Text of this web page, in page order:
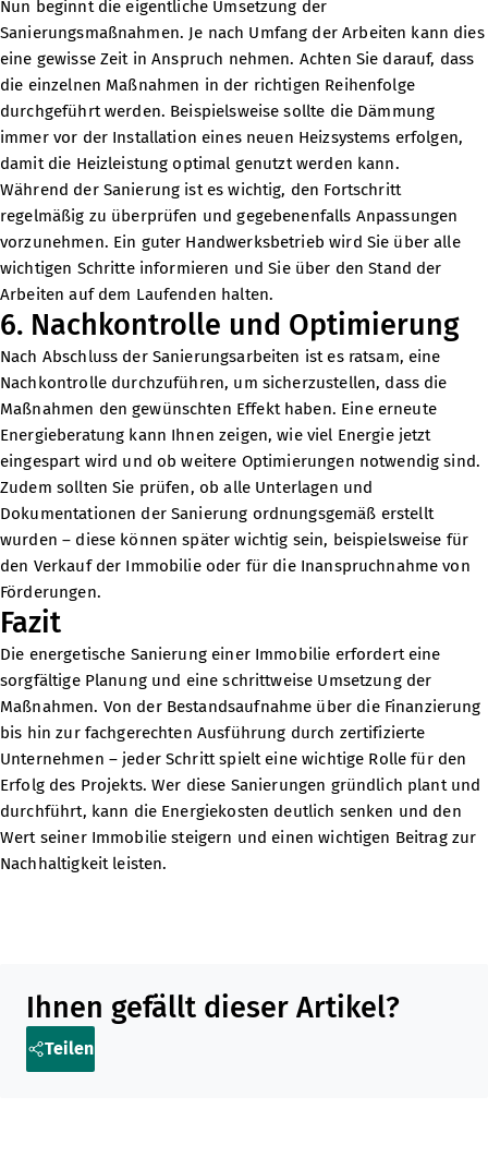
Nun beginnt die eigentliche Umsetzung der
Sanierungsmaßnahmen. Je nach Umfang der Arbeiten kann dies
eine gewisse Zeit in Anspruch nehmen. Achten Sie darauf, dass
die einzelnen Maßnahmen in der richtigen Reihenfolge
durchgeführt werden. Beispielsweise sollte die Dämmung
immer vor der Installation eines neuen Heizsystems erfolgen,
damit die Heizleistung optimal genutzt werden kann.
Während der Sanierung ist es wichtig, den Fortschritt
regelmäßig zu überprüfen und gegebenenfalls Anpassungen
vorzunehmen. Ein guter Handwerksbetrieb wird Sie über alle
wichtigen Schritte informieren und Sie über den Stand der
Arbeiten auf dem Laufenden halten.
6. Nachkontrolle und Optimierung
Nach Abschluss der Sanierungsarbeiten ist es ratsam, eine
Nachkontrolle durchzuführen, um sicherzustellen, dass die
Maßnahmen den gewünschten Effekt haben. Eine erneute
Energieberatung kann Ihnen zeigen, wie viel Energie jetzt
eingespart wird und ob weitere Optimierungen notwendig sind.
Zudem sollten Sie prüfen, ob alle Unterlagen und
Dokumentationen der Sanierung ordnungsgemäß erstellt
wurden – diese können später wichtig sein, beispielsweise für
den Verkauf der Immobilie oder für die Inanspruchnahme von
Förderungen.
Fazit
Die energetische Sanierung einer Immobilie erfordert eine
sorgfältige Planung und eine schrittweise Umsetzung der
Maßnahmen. Von der Bestandsaufnahme über die Finanzierung
bis hin zur fachgerechten Ausführung durch zertifizierte
Unternehmen – jeder Schritt spielt eine wichtige Rolle für den
Erfolg des Projekts. Wer diese Sanierungen gründlich plant und
durchführt, kann die Energiekosten deutlich senken und den
Wert seiner Immobilie steigern und einen wichtigen Beitrag zur
Nachhaltigkeit leisten.
Ihnen gefällt dieser Artikel?
Teilen